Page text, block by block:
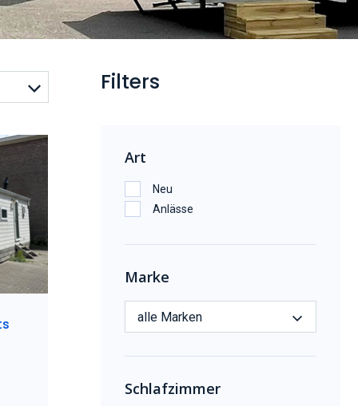
Filters
Art
Neu
Anlässe
Marke
alle Marken
Schlafzimmer